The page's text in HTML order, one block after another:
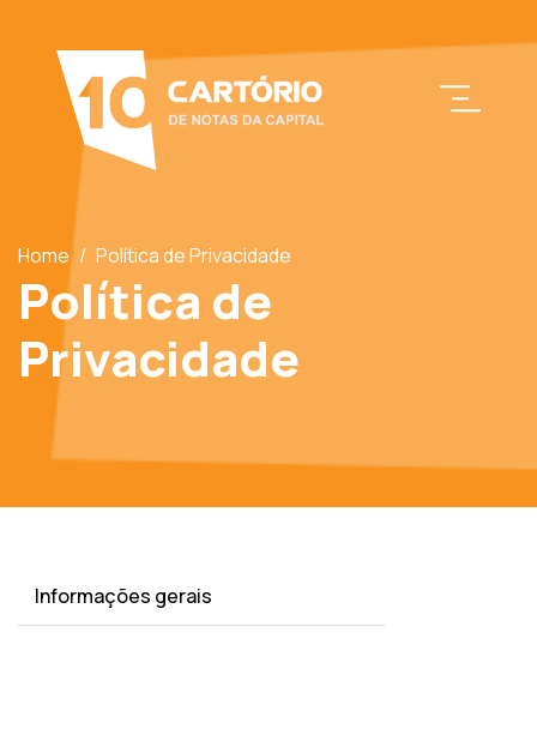
Home / Política de Privacidade
Política de
Privacidade
Informações gerais